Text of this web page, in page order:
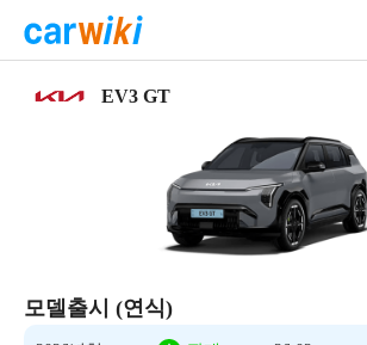
EV3 GT
모델출시 (연식)